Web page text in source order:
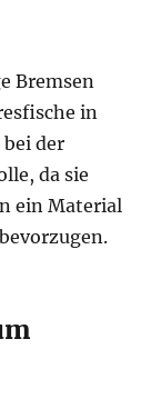
Bremsen
in
bei der
da sie
ein Material